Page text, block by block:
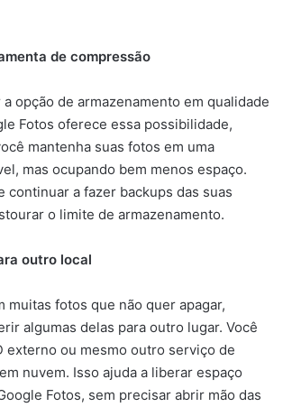
de compressão
a opção de armazenamento em qualidade
Fotos oferece essa possibilidade,
mantenha suas fotos em uma
mas ocupando bem menos espaço.
continuar a fazer backups das suas
o limite de armazenamento.
outro local
muitas fotos que não quer apagar,
algumas delas para outro lugar. Você
externo ou mesmo outro serviço de
nuvem. Isso ajuda a liberar espaço
Fotos, sem precisar abrir mão das